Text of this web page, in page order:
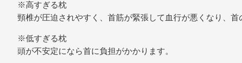
※高すぎる枕
頸椎が圧迫されやすく、首筋が緊張して血行が悪くなり、
※低すぎる枕
頭が不安定になら首に負担がかかります。